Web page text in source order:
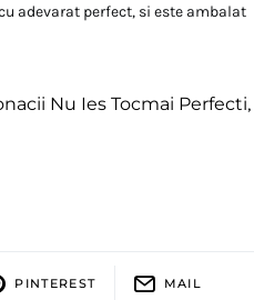
adevarat perfect, si este ambalat
Nu Ies Tocmai Perfecti,
PINTEREST MAIL